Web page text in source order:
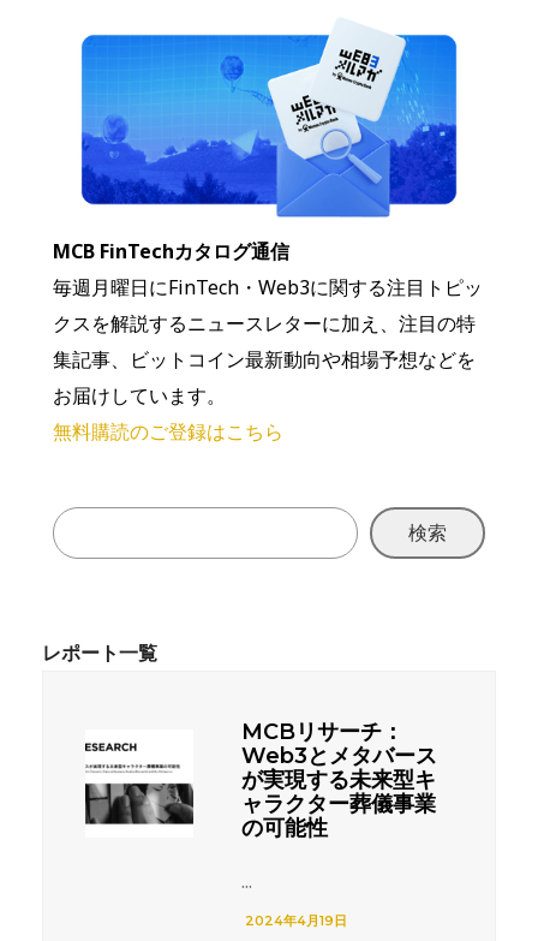
MCB FinTechカタログ通信
毎週月曜日にFinTech・Web3に関する注目トピッ
クスを解説するニュースレターに加え、注目の特
集記事、ビットコイン最新動向や相場予想などを
お届けしています。
無料購読のご登録はこちら
検索
MCBリサーチ：
Web3とメタバース
が実現する未来型キ
ャラクター葬儀事業
の可能性
...
2024年4月19日